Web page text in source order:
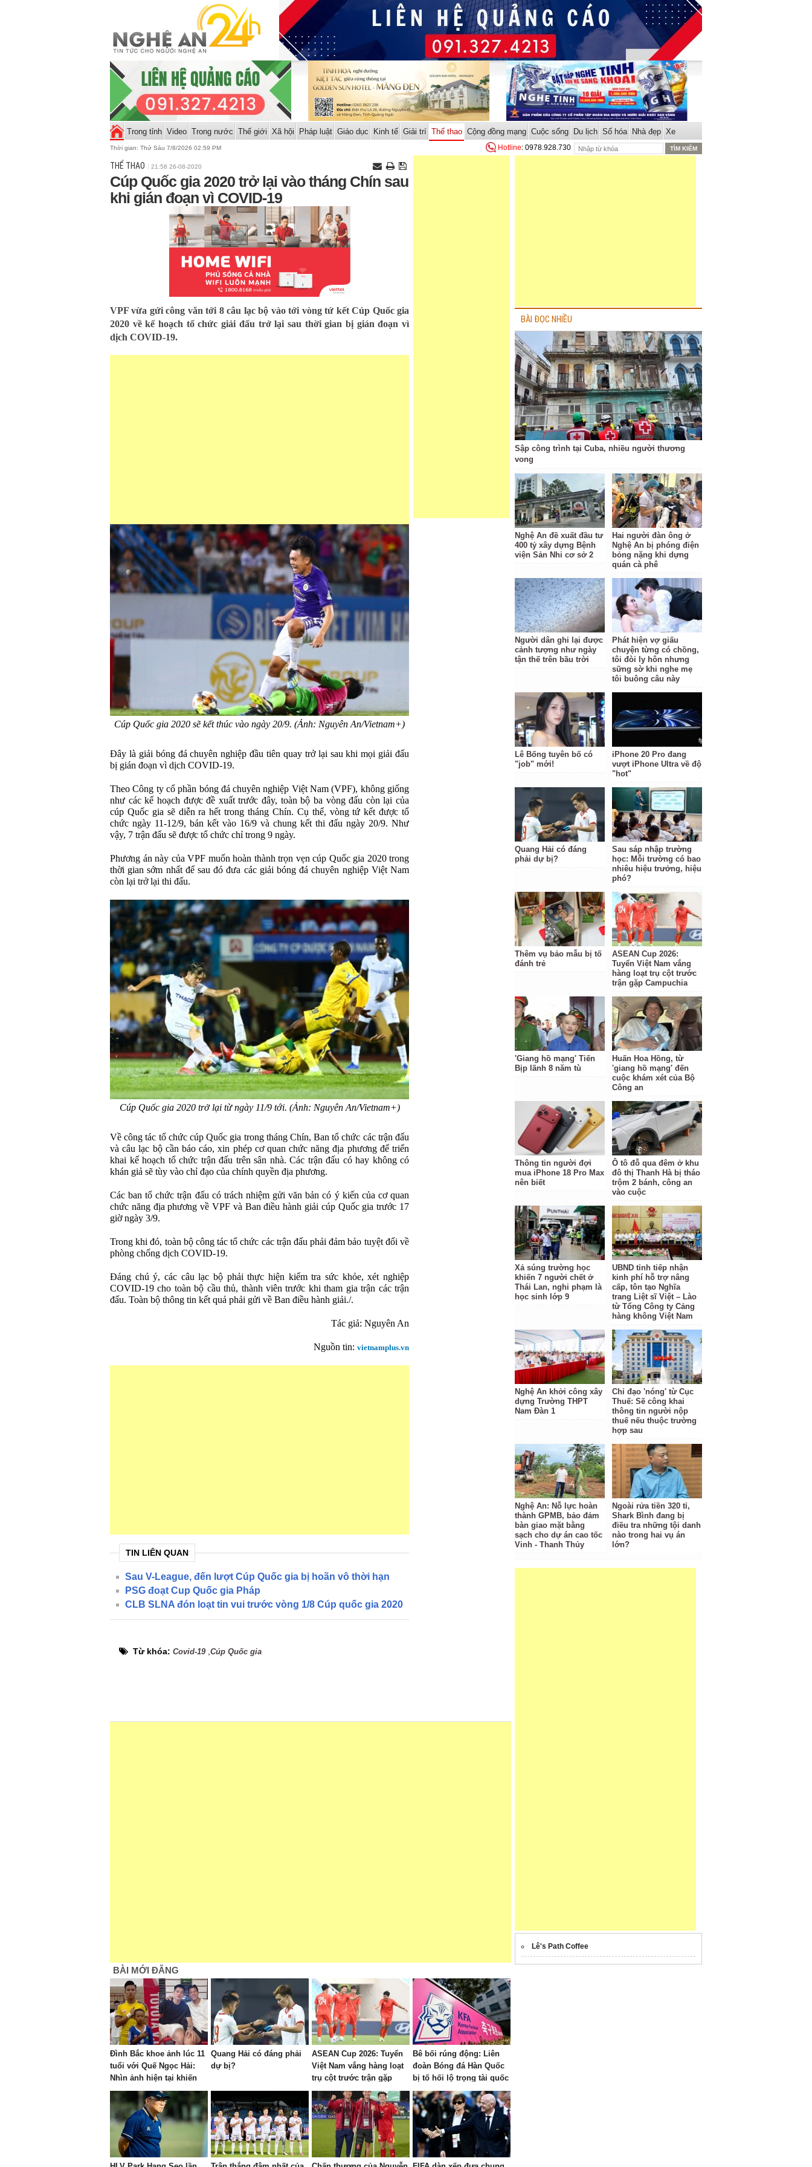
Trong tỉnh Video Trong nước Thế giới Xã hội Pháp luật Giáo dục Kinh tế Giải trí Thể thao Cộng đồng mạng Cuộc sống Du lịch Số hóa Nhà đẹp Xe
Thời gian: Thứ Sáu 7/8/2026 02:59 PM Hotline: 0978.928.730
THỂ THAO 21:58 26-08-2020
Cúp Quốc gia 2020 trở lại vào tháng Chín sau
khi gián đoạn vì COVID-19
VPF vừa gửi công văn tới 8 câu lạc bộ vào tới vòng tứ kết Cúp Quốc gia
2020 về kế hoạch tổ chức giải đấu trở lại sau thời gian bị gián đoạn vì
dịch COVID-19.
Cúp Quốc gia 2020 sẽ kết thúc vào ngày 20/9. (Ảnh: Nguyên An/Vietnam+)
Đây là giải bóng đá chuyên nghiệp đầu tiên quay trở lại sau khi mọi giải đấu
bị gián đoạn vì dịch COVID-19.
Theo Công ty cổ phần bóng đá chuyên nghiệp Việt Nam (VPF), không giống
như các kế hoạch được đề xuất trước đây, toàn bộ ba vòng đấu còn lại của
cúp Quốc gia sẽ diễn ra hết trong tháng Chín. Cụ thể, vòng tứ kết được tổ
chức ngày 11-12/9, bán kết vào 16/9 và chung kết thi đấu ngày 20/9. Như
vậy, 7 trận đấu sẽ được tổ chức chỉ trong 9 ngày.
Phương án này của VPF muốn hoàn thành trọn vẹn cúp Quốc gia 2020 trong
thời gian sớm nhất để sau đó đưa các giải bóng đá chuyên nghiệp Việt Nam
còn lại trở lại thi đấu.
Cúp Quốc gia 2020 trở lại từ ngày 11/9 tới. (Ảnh: Nguyên An/Vietnam+)
Về công tác tổ chức cúp Quốc gia trong tháng Chín, Ban tổ chức các trận đấu
và câu lạc bộ cần báo cáo, xin phép cơ quan chức năng địa phương để triển
khai kế hoạch tổ chức trận đấu trên sân nhà. Các trận đấu có hay không có
khán giả sẽ tùy vào chỉ đạo của chính quyền địa phương.
Các ban tổ chức trận đấu có trách nhiệm gửi văn bản có ý kiến của cơ quan
chức năng địa phương về VPF và Ban điều hành giải cúp Quốc gia trước 17
giờ ngày 3/9.
Trong khi đó, toàn bộ công tác tổ chức các trận đấu phải đảm bảo tuyệt đối về
phòng chống dịch COVID-19.
Đáng chú ý, các câu lạc bộ phải thực hiện kiểm tra sức khỏe, xét nghiệp
COVID-19 cho toàn bộ cầu thủ, thành viên trước khi tham gia trận các trận
đấu. Toàn bộ thông tin kết quả phải gửi về Ban điều hành giải./.
Tác giả: Nguyên An
Nguồn tin: vietnamplus.vn
TIN LIÊN QUAN
Sau V-League, đến lượt Cúp Quốc gia bị hoãn vô thời hạn
PSG đoạt Cup Quốc gia Pháp
CLB SLNA đón loạt tin vui trước vòng 1/8 Cúp quốc gia 2020
Từ khóa: Covid-19, Cúp Quốc gia
BÀI MỚI ĐĂNG
Đình Bắc khoe ảnh lúc 11
tuổi với Quế Ngọc Hải:
Nhìn ảnh hiện tại khiến
CĐV ngỡ ngàng vì dậy thì
quá thành công
Quang Hải có đáng phải
dự bị?
ASEAN Cup 2026: Tuyển
Việt Nam vắng hàng loạt
trụ cột trước trận gặp
Campuchia
Bê bối rúng động: Liên
đoàn Bóng đá Hàn Quốc
bị tố hối lộ trọng tài quốc
tế
BÀI ĐỌC NHIỀU
Sập công trình tại Cuba, nhiều người thương
vong
Nghệ An đề xuất đầu tư
400 tỷ xây dựng Bệnh
viện Sản Nhi cơ sở 2
Hai người đàn ông ở
Nghệ An bị phóng điện
bỏng nặng khi dựng
quán cà phê
Người dân ghi lại được
cảnh tượng như ngày
tận thế trên bầu trời
Phát hiện vợ giấu
chuyện từng có chồng,
tôi đòi ly hôn nhưng
sững sờ khi nghe mẹ
tôi buông câu này
Lê Bống tuyên bố có
"job" mới!
iPhone 20 Pro đang
vượt iPhone Ultra về độ
"hot"
Quang Hải có đáng
phải dự bị?
Sau sáp nhập trường
học: Mỗi trường có bao
nhiêu hiệu trưởng, hiệu
phó?
Thêm vụ bảo mẫu bị tố
đánh trẻ
ASEAN Cup 2026:
Tuyển Việt Nam vắng
hàng loạt trụ cột trước
trận gặp Campuchia
'Giang hồ mạng' Tiến
Bịp lãnh 8 năm tù
Huấn Hoa Hồng, từ
'giang hồ mạng' đến
cuộc khám xét của Bộ
Công an
Thông tin người đợi
mua iPhone 18 Pro Max
nên biết
Ô tô đỗ qua đêm ở khu
đô thị Thanh Hà bị tháo
trộm 2 bánh, công an
vào cuộc
Xả súng trường học
khiến 7 người chết ở
Thái Lan, nghi phạm là
học sinh lớp 9
UBND tỉnh tiếp nhận
kinh phí hỗ trợ nâng
cấp, tôn tạo Nghĩa
trang Liệt sĩ Việt – Lào
từ Tổng Công ty Cảng
hàng không Việt Nam
Nghệ An khởi công xây
dựng Trường THPT
Nam Đàn 1
Chỉ đạo 'nóng' từ Cục
Thuế: Sẽ công khai
thông tin người nộp
thuế nếu thuộc trường
hợp sau
Nghệ An: Nỗ lực hoàn
thành GPMB, bảo đảm
bàn giao mặt bằng
sạch cho dự án cao tốc
Vinh - Thanh Thủy
Ngoài rửa tiền 320 tỉ,
Shark Bình đang bị
điều tra những tội danh
nào trong hai vụ án
lớn?
Lê's Path Coffee